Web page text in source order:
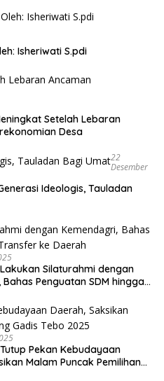
Isheriwati S.pdi
Setelah Lebaran
Desa
22
Desember
Ideologis, Tauladan
Silaturahmi dengan
Penguatan SDM hingga
Pekan Kebudayaan
Malam Puncak Pemilihan